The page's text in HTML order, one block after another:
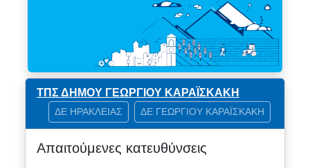
ΤΠΣ ΔΗΜΟΥ ΓΕΩΡΓΙΟΥ ΚΑΡΑΪΣΚΑΚΗ
ΔΕ ΓΕΩΡΓΙΟΥ ΚΑΡΑΪΣΚΑΚΗ
ΔΕ ΗΡΑΚΛΕΙΑΣ
Απαιτούμενες κατευθύνσεις